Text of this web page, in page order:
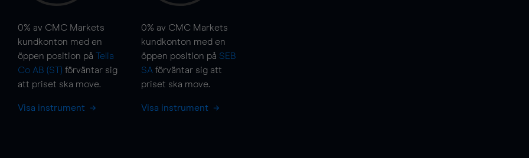
0% av CMC Markets
kundkonton med en
öppen position på Telia
Co AB (ST) förväntar sig
att priset ska move.
Visa instrument
0% av CMC Markets
kundkonton med en
öppen position på SEB
SA förväntar sig att
priset ska move.
Visa instrument